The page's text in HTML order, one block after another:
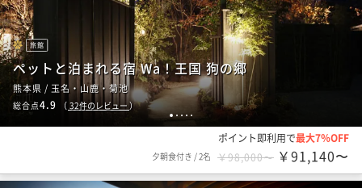
12345
旅館
ペットと泊まれる宿 Wa！王国 狗の郷
熊本県 / 玉名・山鹿・菊池
総合点4.9 （ 32件のレビュー）
ポイント即利用で最大7％OFF
夕朝食付き /2名 ￥98,000〜 ￥91,140〜